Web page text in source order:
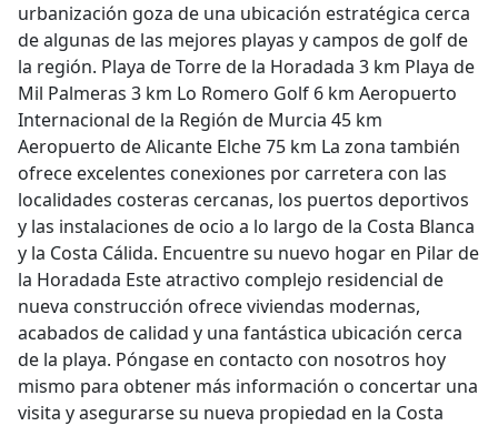
urbanización goza de una ubicación estratégica cerca
de algunas de las mejores playas y campos de golf de
la región. Playa de Torre de la Horadada 3 km Playa de
Mil Palmeras 3 km Lo Romero Golf 6 km Aeropuerto
Internacional de la Región de Murcia 45 km
Aeropuerto de Alicante Elche 75 km La zona también
ofrece excelentes conexiones por carretera con las
localidades costeras cercanas, los puertos deportivos
y las instalaciones de ocio a lo largo de la Costa Blanca
y la Costa Cálida. Encuentre su nuevo hogar en Pilar de
la Horadada Este atractivo complejo residencial de
nueva construcción ofrece viviendas modernas,
acabados de calidad y una fantástica ubicación cerca
de la playa. Póngase en contacto con nosotros hoy
mismo para obtener más información o concertar una
visita y asegurarse su nueva propiedad en la Costa